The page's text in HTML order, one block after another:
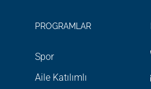
PROGRAMLAR
Spor
Aile Katılımlı